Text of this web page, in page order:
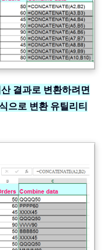
결과로 변환하려면
으로 변환 유틸리티